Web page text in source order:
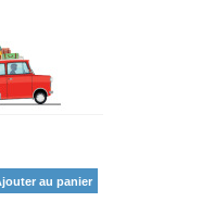
au panier